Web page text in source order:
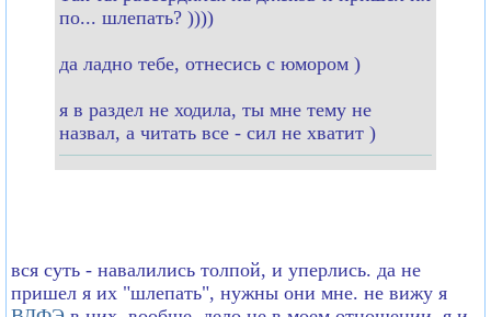
по... шлепать? ))))
да ладно тебе, отнесись с юмором )
я в раздел не ходила, ты мне тему не
назвал, а читать все - сил не хватит )
вся суть - навалились толпой, и уперлись. да не
пришел я их "шлепать", нужны они мне. не вижу я